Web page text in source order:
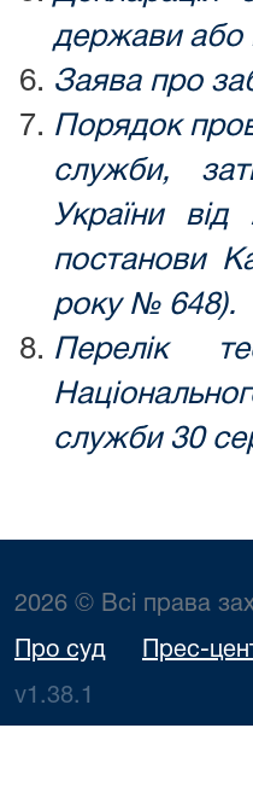
держави або
Заява про
Порядок
служби,
України
постанови
року № 648).
Перелік
служби 30
2026 © Всі права
Про суд Прес-
v1.38.1